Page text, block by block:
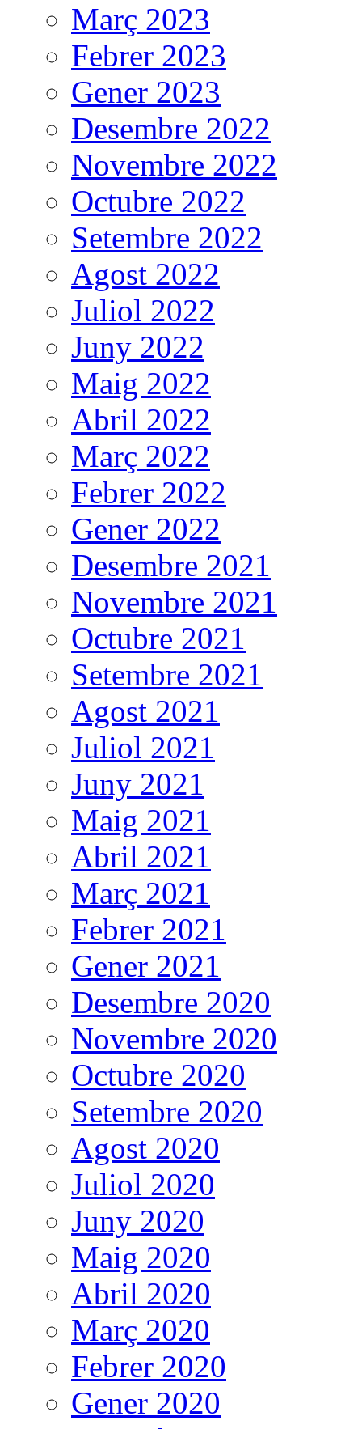
Març 2023
Febrer 2023
Gener 2023
Desembre 2022
Novembre 2022
Octubre 2022
Setembre 2022
Agost 2022
Juliol 2022
Juny 2022
Maig 2022
Abril 2022
Març 2022
Febrer 2022
Gener 2022
Desembre 2021
Novembre 2021
Octubre 2021
Setembre 2021
Agost 2021
Juliol 2021
Juny 2021
Maig 2021
Abril 2021
Març 2021
Febrer 2021
Gener 2021
Desembre 2020
Novembre 2020
Octubre 2020
Setembre 2020
Agost 2020
Juliol 2020
Juny 2020
Maig 2020
Abril 2020
Març 2020
Febrer 2020
Gener 2020